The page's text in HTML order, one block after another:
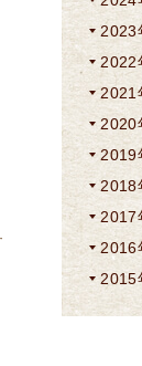
2023
2022
2021
2020
2019
2018
2017
2016
2015